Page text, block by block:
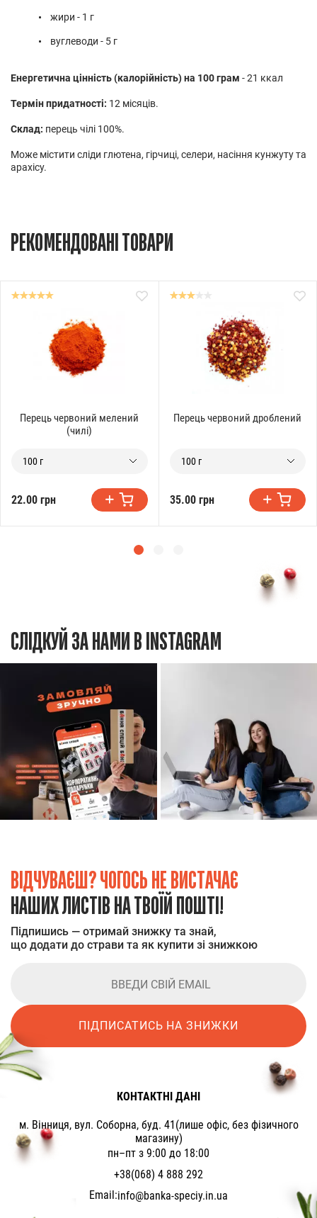
жири - 1 г
вуглеводи - 5 г
Енергетична цінність (калорійність) на 100 грам - 21 ккал
Термін придатності: 12 місяців.
Склад: перець чілі 100%.
Може містити сліди глютена, гірчиці, селери, насіння кунжуту та
арахісу.
РЕКОМЕНДОВАНІ ТОВАРИ
Перець червоний мелений
(чилі)
100 г
22.00 грн
Перець червоний дроблений
100 г
35.00 грн
СЛІДКУЙ ЗА НАМИ В INSTAGRAM
ВІДЧУВАЄШ? ЧОГОСЬ НЕ ВИСТАЧАЄ
НАШИХ ЛИСТІВ НА ТВОЇЙ ПОШТІ!
Підпишись — отримай знижку та знай,
що додати до страви та як купити зі знижкою
ПІДПИСАТИСЬ НА ЗНИЖКИ
КОНТАКТНІ ДАНІ
м. Вінниця, вул. Соборна, буд. 41(лише офіс, без фізичного
магазину)
пн–пт з 9:00 до 18:00
+38(068) 4 888 292
Email:info@banka-speciy.in.ua